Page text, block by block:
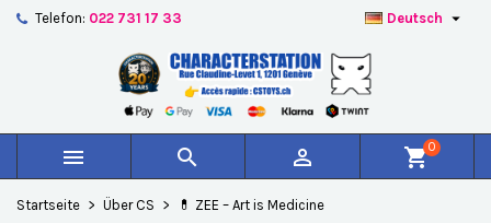
Telefon: 022 731 17 33 Deutsch 
   shopping_cart0
Startseite Über CS 💊 ZEE – Art is Medicine
Create new list
((confirmMessage))
((cancelText)) ((modalDeleteText))
Name der Wunschliste
Abbrechen Wunschliste erstellen
Sie müssen angemeldet sein, um Artikel Ihrer
Wunschliste hinzufügen zu können.